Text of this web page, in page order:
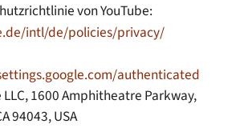
von YouTube:
intl/de/policies/privacy/
authenticated
1600 Amphitheatre Parkway,
94043, USA